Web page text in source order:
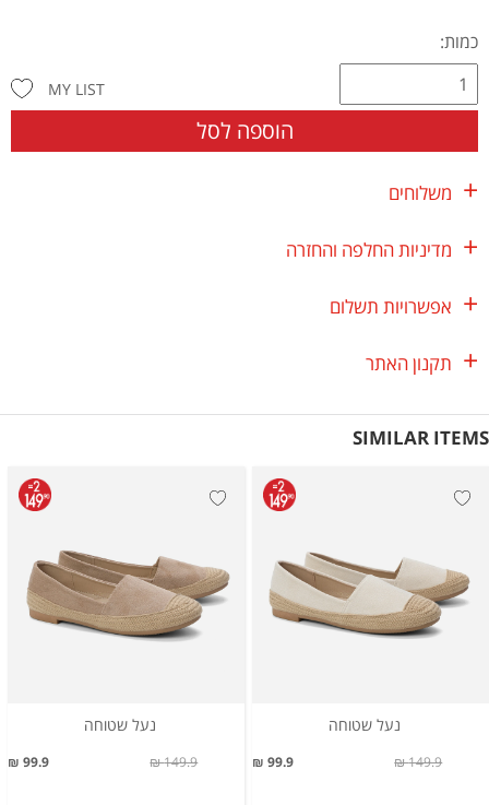
כמות:
הוספה לסל
MY LIST
משלוחים
מדיניות החלפה והחזרה
אפשרויות תשלום
תקנון האתר
SIMILAR ITEMS
נעל שטוחה
99.9 ₪ 149.9 ₪
נעל שטוחה
99.9 ₪ 149.9 ₪